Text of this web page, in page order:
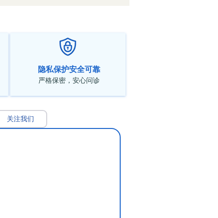
隐私保护安全可靠
严格保密，安心问诊
关注我们